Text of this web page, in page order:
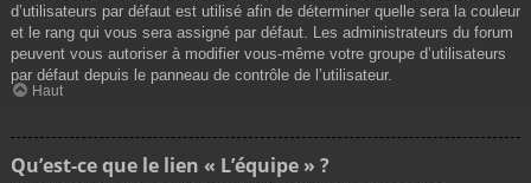
d’utilisateurs par défaut est utilisé afin de déterminer quelle sera la couleur
et le rang qui vous sera assigné par défaut. Les administrateurs du forum
peuvent vous autoriser à modifier vous-même votre groupe d’utilisateurs
par défaut depuis le panneau de contrôle de l’utilisateur.
Haut
Qu’est-ce que le lien « L’équipe » ?